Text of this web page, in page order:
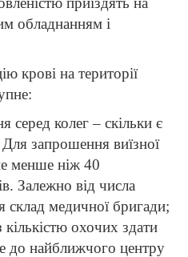
обладнанням і
крові на території
серед колег – скільки є
запрошення виїзної
менше ніж 40
Залежно від числа
склад медичної бригади;
охочих здати
до найближчого центру